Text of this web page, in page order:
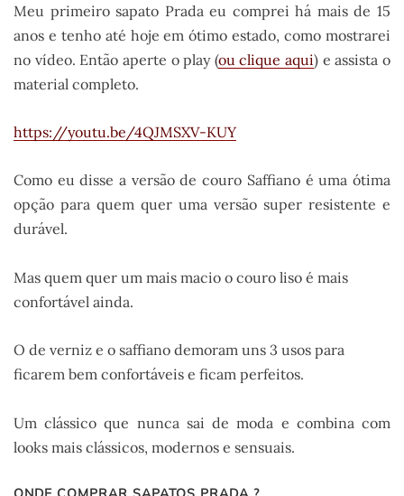
Meu primeiro sapato Prada eu comprei há mais de 15
anos e tenho até hoje em ótimo estado, como mostrarei
no vídeo. Então aperte o play (ou clique aqui) e assista o
material completo.
https://youtu.be/4QJMSXV-KUY
Como eu disse a versão de couro Saffiano é uma ótima
opção para quem quer uma versão super resistente e
durável.
Mas quem quer um mais macio o couro liso é mais
confortável ainda.
O de verniz e o saffiano demoram uns 3 usos para
ficarem bem confortáveis e ficam perfeitos.
Um clássico que nunca sai de moda e combina com
looks mais clássicos, modernos e sensuais.